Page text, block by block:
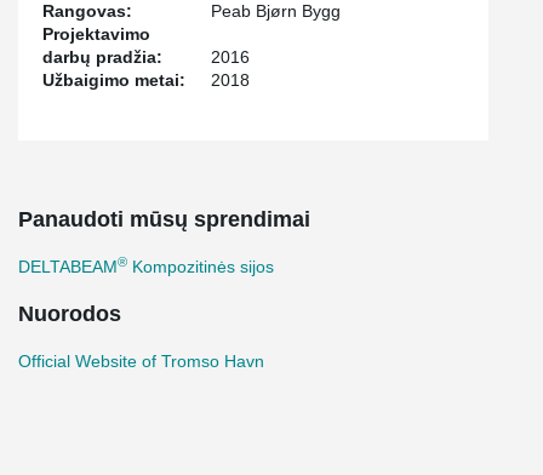
Rangovas:
Peab Bjørn Bygg
Projektavimo
darbų pradžia:
2016
Užbaigimo metai:
2018
Panaudoti mūsų sprendimai
DELTABEAM® Kompozitinės sijos
Nuorodos
Official Website of Tromso Havn